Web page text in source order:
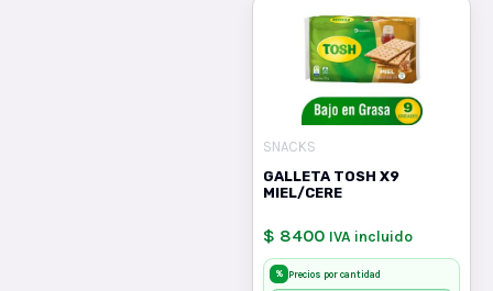
SNACKS
GALLETA TOSH X9
MIEL/CERE
$ 8400 IVA incluido
% Precios por cantidad